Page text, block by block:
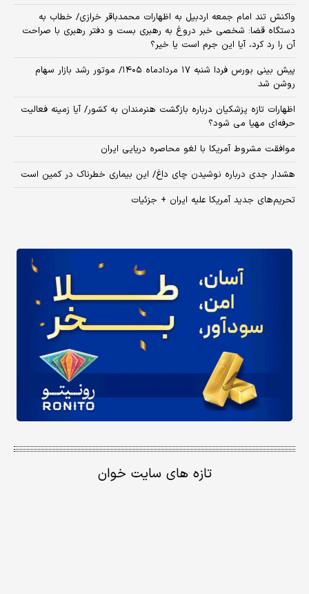
واکنش تند امام جمعه اردبیل به اظهارات محمدباقر خرازی/ خطاب به
دستگاه قضا: شخصی خبر دروغ به رهبری بست و دفتر رهبری با صراحت
آن را رد کرد، آیا این جرم است یا خیر؟
پیش بینی بورس فردا شنبه ۱۷ مردادماه ۱۴۰۵/ موتور رشد بازار سهام
روشن شد
اظهارات تازه پزشکیان درباره بازگشت هنرمندان به کشور/ آیا زمینه فعالیت
حرفه‌ای مهیا می شود؟
موافقت مشروط آمریکا با لغو محاصره دریایی ایران
هشدار جدی درباره نوشیدن چای داغ/ این بیماری خطرناک در کمین است
تحریم‌های جدید آمریکا علیه ایران + جزئیات
تازه های سایت خوان